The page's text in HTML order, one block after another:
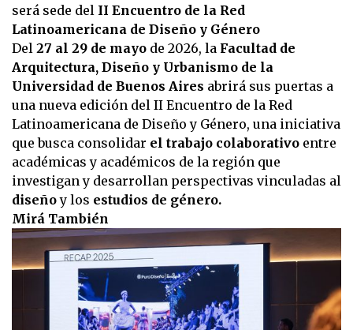
será sede del II Encuentro de la Red
Latinoamericana de Diseño y Género
Del 27 al 29 de mayo de 2026, la Facultad de
Arquitectura, Diseño y Urbanismo de la
Universidad de Buenos Aires abrirá sus puertas a
una nueva edición del II Encuentro de la Red
Latinoamericana de Diseño y Género, una iniciativa
que busca consolidar el trabajo colaborativo entre
académicas y académicos de la región que
investigan y desarrollan perspectivas vinculadas al
diseñoy los estudios de género.
Mirá También